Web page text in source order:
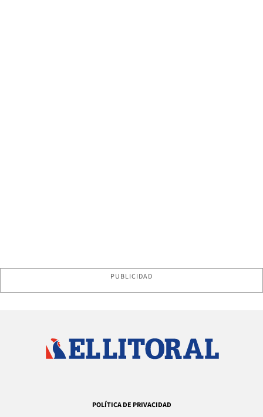
PUBLICIDAD
POLÍTICA DE PRIVACIDAD